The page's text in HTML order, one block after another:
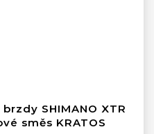
SHIMANO XTR
směs KRATOS